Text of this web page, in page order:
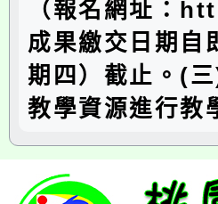
（報名網址：
成果繳交日期自
期四）截止。(
教學資源進行教